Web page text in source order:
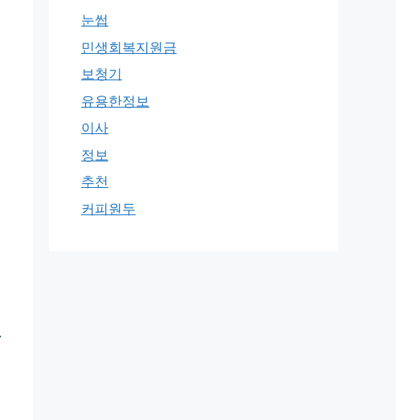
눈썹
민생회복지원금
보청기
유용한정보
이사
정보
추천
커피원두